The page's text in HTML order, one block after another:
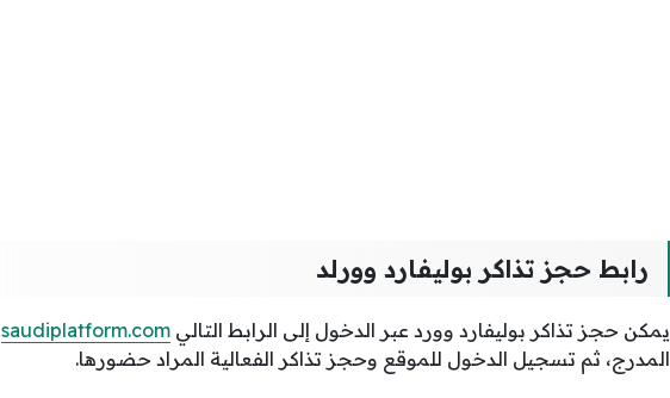
رابط حجز تذاكر بوليفارد وورلد
يمكن حجز تذاكر بوليفارد وورد عبر الدخول إلى الرابط التالي saudiplatform.com
المدرج، ثم تسجيل الدخول للموقع وحجز تذاكر الفعالية المراد حضورها.